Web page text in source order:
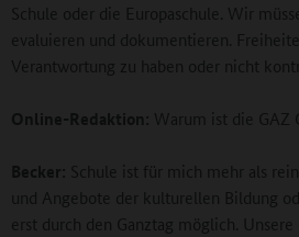
Schule oder die Europaschule. Wir
evaluieren und dokumentieren.
Verantwortung zu haben oder nicht
Online-Redaktion: Warum ist die GAZ
Becker:
Schule ist für mich mehr als
und Angebote der kulturellen Bildung
erst durch den Ganztag möglich. Unsere